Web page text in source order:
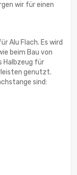
wir für einen
Alu Flach. Es wird
beim Bau von
Halbzeug für
genutzt.
sind: